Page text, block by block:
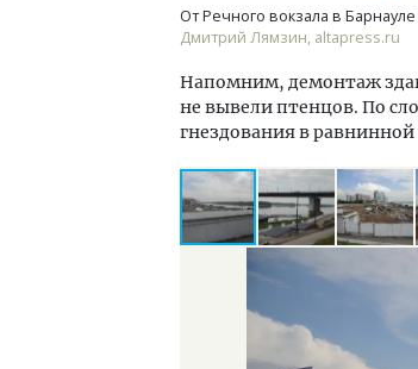
От Речного вокзала в
Дмитрий Лямзин, altapress.ru
Напомним, демонтаж
не вывели птенцов. По
гнездования в равнинной